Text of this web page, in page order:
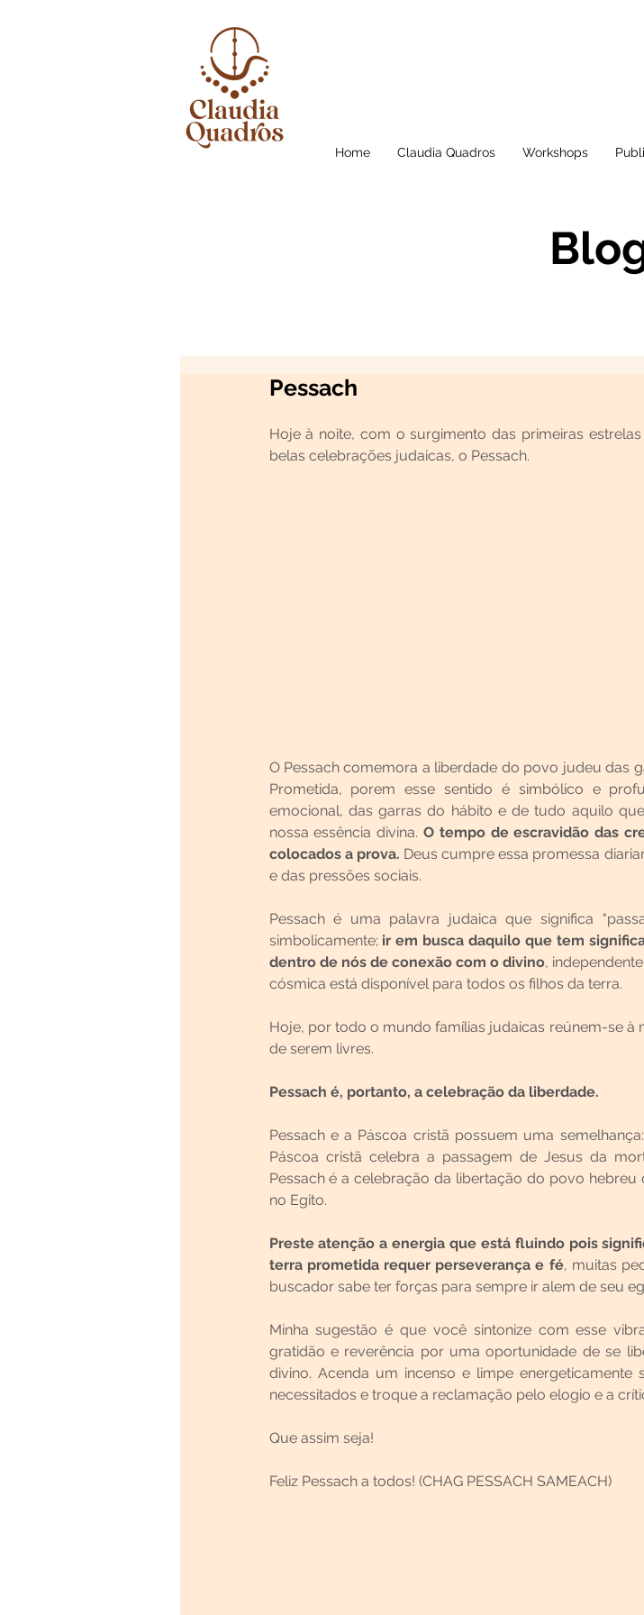
Home Claudia Quadros Workshops
Pessach
Hoje à noite, com o surgimento das primeiras
belas celebrações judaicas, o Pessach.
O Pessach comemora a liberdade do povo judeu das
Prometida, porem esse sentido é simbólico e
emocional, das garras do hábito e de tudo aquilo
nossa essência divina. O tempo de escravidão das
colocados a prova. Deus cumpre essa promessa
e das pressões sociais.
Pessach é uma palavra judaica que significa
simbolicamente; ir em busca daquilo que tem
dentro de nós de conexão com o divino,
cósmica está disponível para todos os filhos da terra.
Hoje, por todo o mundo famílias judaicas reúnem-se à
de serem livres.
Pessach é, portanto, a celebração da liberdade.
Pessach e a Páscoa cristã possuem uma
Páscoa cristã celebra a passagem de Jesus da
Pessach é a celebração da libertação do povo
no Egito.
Preste atenção a energia que está fluindo pois
terra prometida requer perseverança e fé, muitas
buscador sabe ter forças para sempre ir alem de seu
Minha sugestão é que você sintonize com esse
gratidão e reverência por uma oportunidade de se
divino. Acenda um incenso e limpe
necessitados e troque a reclamação pelo elogio e a
Que assim seja!
Feliz Pessach a todos! (CHAG PESSACH SAMEACH)